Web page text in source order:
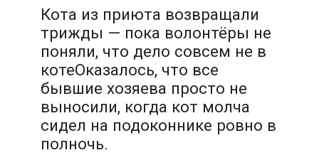
Кота из приюта возвращали
трижды — пока волонтёры не
поняли, что дело совсем не в
котеОказалось, что все
бывшие хозяева просто не
выносили, когда кот молча
сидел на подоконнике ровно в
полночь.